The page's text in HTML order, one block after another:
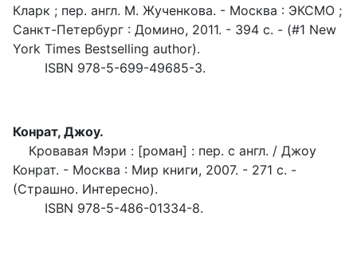
Кларк ; пер. англ. М. Жученкова. - Москва : ЭКСМО ;
Санкт-Петербург : Домино, 2011. - 394 с. - (#1 New
York Times Bestselling author).
ISBN 978-5-699-49685-3.
Конрат, Джоу.
Кровавая Мэри : [роман] : пер. с англ. / Джоу
Конрат. - Москва : Мир книги, 2007. - 271 с. -
(Страшно. Интересно).
ISBN 978-5-486-01334-8.